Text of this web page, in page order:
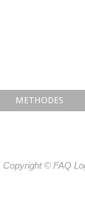
METHODES
Copyright © FAQ